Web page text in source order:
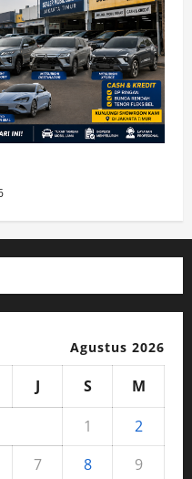
Agustus 2026
J S
M
1
2
7 8
9